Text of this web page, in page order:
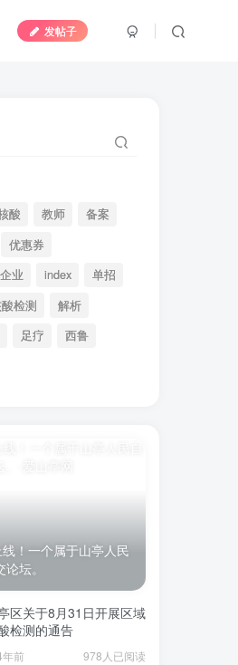
发帖子
酸 教师
备案
优惠券
企业 index
单招
检测
解析
足疗
西鲁
！一个属于山亭人民
坛。
区关于8月31日开展区域
检测的通告
年前 978人已阅读